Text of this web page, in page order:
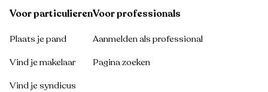
Voor particulieren
Plaats je pand
Vind je makelaar
Vind je syndicus
Voor professionals
Aanmelden als professional
Pagina zoeken